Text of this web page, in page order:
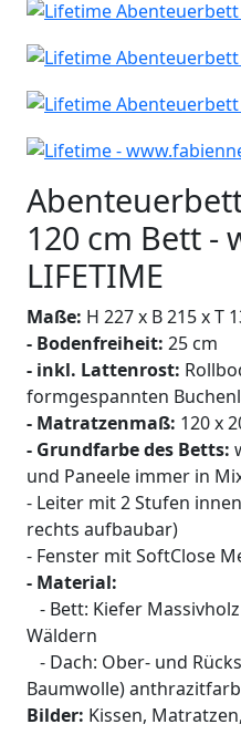
120 cm Bett -
LIFETIME
Maße: H 227 x B 215 x T
- Bodenfreiheit: 25 cm
- inkl. Lattenrost:
formgespannten
- Matratzenmaß: 120 x
- Grundfarbe des Betts:
und Paneele immer in
- Leiter mit 2 Stufen
rechts aufbaubar)
- Fenster mit SoftClose
- Material:
- Bett: Kiefer
Wäldern
- Dach: Ober- und
Baumwolle)
Bilder: Kissen,